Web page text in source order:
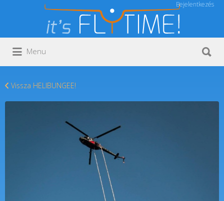
Bejelentkezés
Keresés:
Menu
Vissza HELIBUNGEE!